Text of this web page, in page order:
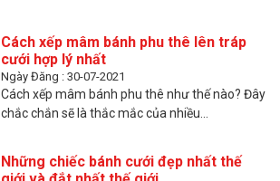
Cách xếp mâm bánh phu thê lên tráp
cưới hợp lý nhất
Ngày Đăng : 30-07-2021
Cách xếp mâm bánh phu thê như thế nào? Đây
chắc chắn sẽ là thắc mắc của nhiều...
Những chiếc bánh cưới đẹp nhất thế